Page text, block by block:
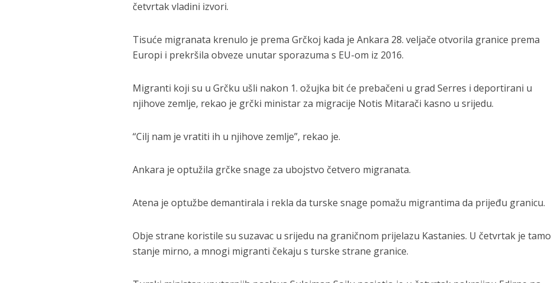
četvrtak vladini izvori.
Tisuće migranata krenulo je prema Grčkoj kada je Ankara 28. veljače otvorila granice prema
Europi i prekršila obveze unutar sporazuma s EU-om iz 2016.
Migranti koji su u Grčku ušli nakon 1. ožujka bit će prebačeni u grad Serres i deportirani u
njihove zemlje, rekao je grčki ministar za migracije Notis Mitarači kasno u srijedu.
“Cilj nam je vratiti ih u njihove zemlje”, rekao je.
Ankara je optužila grčke snage za ubojstvo četvero migranata.
Atena je optužbe demantirala i rekla da turske snage pomažu migrantima da prijeđu granicu.
Obje strane koristile su suzavac u srijedu na graničnom prijelazu Kastanies. U četvrtak je tamo
stanje mirno, a mnogi migranti čekaju s turske strane granice.